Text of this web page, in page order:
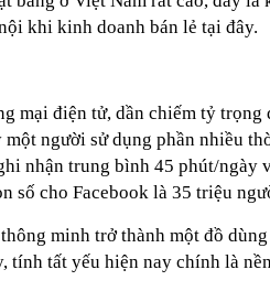
khi kinh doanh bán lẻ tại đây.
mại điện tử, dần chiếm tỷ trọng
người sử dụng phần nhiều
nhận trung bình 45 phút/ngày
số cho Facebook là 35 triệu
minh trở thành một đồ
tính tất yếu hiện nay chính là